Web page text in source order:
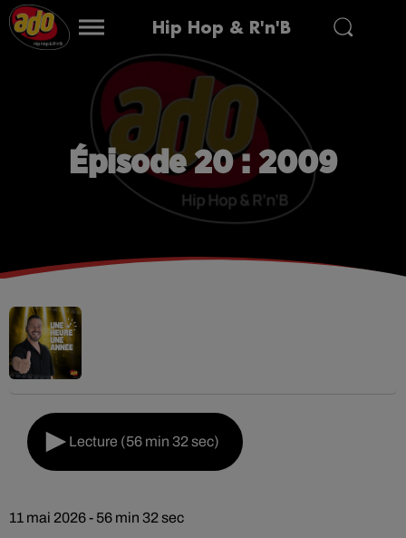
Hip Hop & R'n'B
Épisode 20 : 2009
Lecture (56 min 32 sec)
11 mai 2026 - 56 min 32 sec